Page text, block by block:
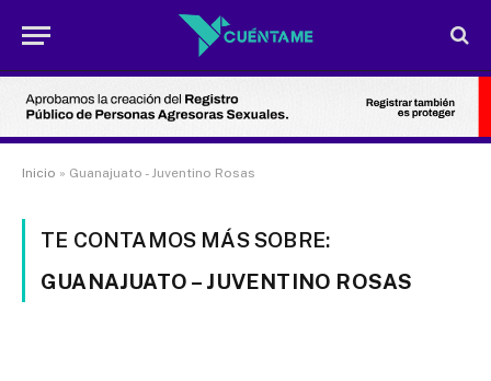
Inicio » Guanajuato - Juventino Rosas
TE CONTAMOS MÁS SOBRE:
GUANAJUATO – JUVENTINO ROSAS